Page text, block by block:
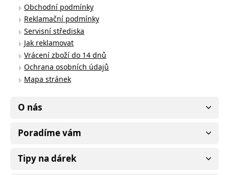
Obchodní podmínky
Reklamační podmínky
Servisní střediska
Jak reklamovat
Vrácení zboží do 14 dnů
Ochrana osobních údajů
Mapa stránek
O nás
Poradíme vám
Tipy na dárek